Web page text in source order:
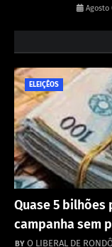
Agosto
ELEIÇÊOS
Quase 5 bilhões
campanha sem
O LIBERAL DE